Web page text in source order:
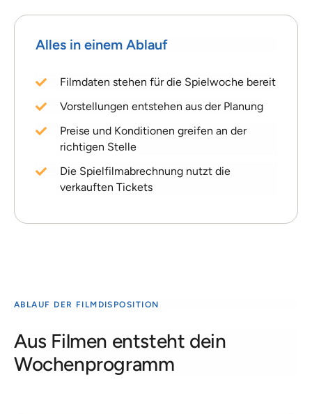
Alles in einem Ablauf
Filmdaten stehen für die Spielwoche bereit
Vorstellungen entstehen aus der Planung
Preise und Konditionen greifen an der
richtigen Stelle
Die Spielfilmabrechnung nutzt die
verkauften Tickets
ABLAUF DER FILMDISPOSITION
Aus Filmen entsteht dein
Wochenprogramm